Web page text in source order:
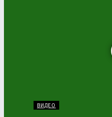
ВИДЕО